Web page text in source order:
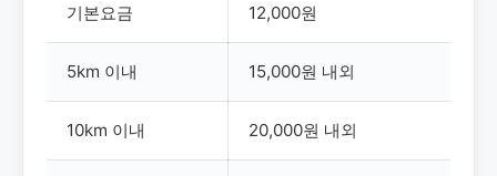
기본요금 12,000원
5km 이내 15,000원 내외
10km 이내 20,000원 내외